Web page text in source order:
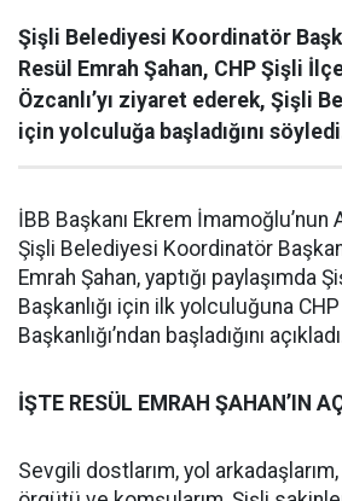
Şişli Belediyesi Koordinatör
Resül Emrah Şahan, CHP Şişli
Özcanlı’yı ziyaret ederek, Şişli
için yolculuğa başladığını
İBB Başkanı Ekrem İmamoğlu’nun
Şişli Belediyesi Koordinatör Başkan
Emrah Şahan, yaptığı paylaşımda
Başkanlığı için ilk yolculuğuna
Başkanlığı’ndan başladığını
İŞTE RESÜL EMRAH ŞAHAN’IN
Sevgili dostlarım, yol